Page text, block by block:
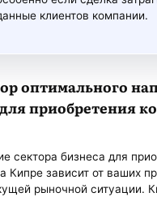
клиентов компании.
оптимального
приобретения
сектора бизнеса для
Кипре зависит от ваших
рыночной ситуации.